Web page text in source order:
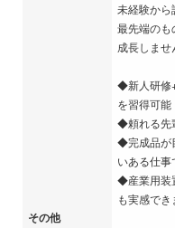
その他
未経験から
最先端のも
成長しませ
◆新人研修
を習得可能
◆頼れる先
◆完成品が
いある仕事
◆産業用装
も実感でき